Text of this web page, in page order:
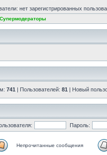
нет зарегистрированных
Супермодераторы
741 | Пользователей: 81 | Новый
Пароль:
Непрочитанные сообщения